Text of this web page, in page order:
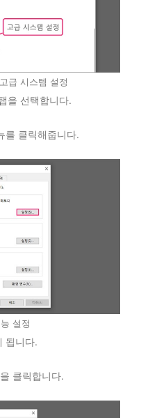
급 시스템 설정
을 선택합니다.
를 클릭해줍니다.
설정
됩니다.
을 클릭합니다.